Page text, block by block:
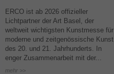
ERCO ist ab 2026 offizieller
Lichtpartner der Art Basel, der
weltweit wichtigsten Kunstmesse für
moderne und zeitgenössische Kunst
des 20. und 21. Jahrhunderts. In
enger Zusammenarbeit mit der...
mehr >>